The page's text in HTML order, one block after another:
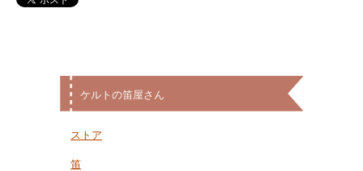
ケルトの笛屋さん
ストア
笛